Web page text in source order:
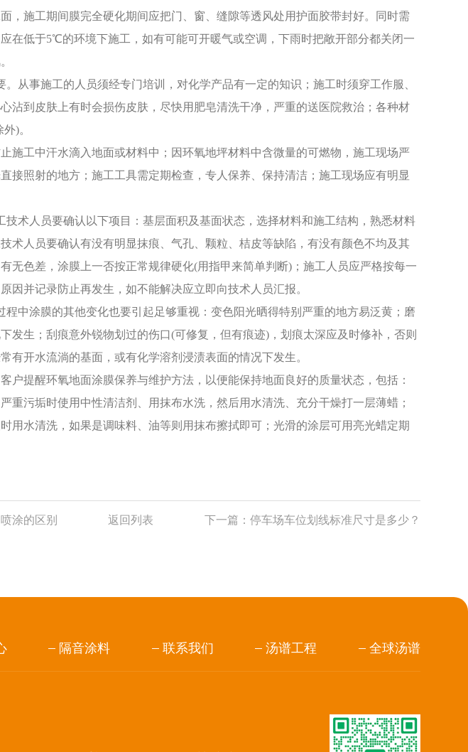
，施工期间膜完全硬化期间应把门、窗、缝隙等透风处用护面胶带封好。同时需
在低于5℃的环境下施工，如有可能可开暖气或空调，下雨时把敞开部分都关闭一
从事施工的人员须经专门培训，对化学产品有一定的知识；施工时须穿工作服、
沾到皮肤上有时会损伤皮肤，尽快用肥皂清洗干净，严重的送医院救治；各种材
)。
施工中汗水滴入地面或材料中；因环氧地坪材料中含微量的可燃物，施工现场严
接照射的地方；施工工具需定期检查，专人保养、保持清洁；施工现场应有明显
技术人员要确认以下项目：基层面积及基面状态，选择材料和施工结构，熟悉材料
术人员要确认有没有明显抹痕、气孔、颗粒、桔皮等缺陷，有没有颜色不均及其
无色差，涂膜上一否按正常规律硬化(用指甲来简单判断)；施工人员应严格按每一
因并记录防止再发生，如不能解决应立即向技术人员汇报。
程中涂膜的其他变化也要引起足够重视：变色阳光晒得特别严重的地方易泛黄；磨
发生；刮痕意外锐物划过的伤口(可修复，但有痕迹)，划痕太深应及时修补，否则
有开水流淌的基面，或有化学溶剂浸渍表面的情况下发生。
户提醒环氧地面涂膜保养与维护方法，以便能保持地面良好的质量状态，包括：
重污垢时使用中性清洁剂、用抹布水洗，然后用水清洗、充分干燥打一层薄蜡；
用水清洗，如果是调味料、油等则用抹布擦拭即可；光滑的涂层可用亮光蜡定期
涂的区别 返回列表 下一篇： 停车场车位划线标准尺寸是多少？
隔音涂料 联系我们 汤谱工程 全球汤谱